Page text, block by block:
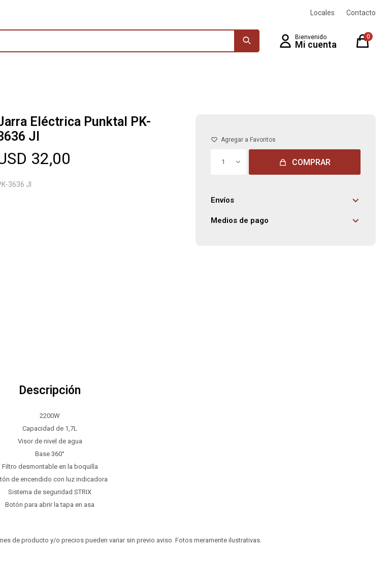
0
Locales Contacto
Eléctrica Punktal PK-
JI
32,00
3636 JI
1 COMPRAR
Envíos
Medios de pago
Descripción
2200W
Capacidad de 1,7L
Visor de nivel de agua
Base 360°
Filtro desmontable en la boquilla
de encendido con luz indicadora
Sistema de seguridad STRIX
Botón para abrir la tapa en asa
de producto y/o precios pueden variar sin previo aviso. Fotos meramente ilustrativas.